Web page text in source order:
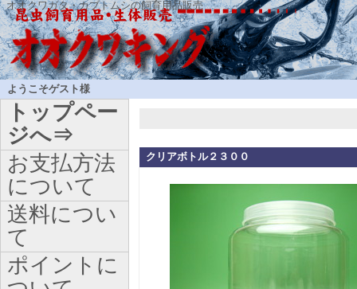
オオクワガタ・カブトムシの飼育用品販売
ようこそゲスト様
クリアボトル２３００
トップペー
ジへ⇒
お支払方法
について
送料につい
て
ポイントに